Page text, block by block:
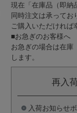
現在 「在庫品（即納
同時注文は承ってお
ご購入いただければ
■お急ぎのお客様へ
お急ぎの場合は在庫
します。
再入
入荷お知らせ